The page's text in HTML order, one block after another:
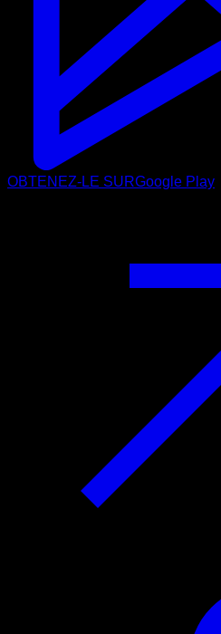
OBTENEZ-LE SURGoogle Play